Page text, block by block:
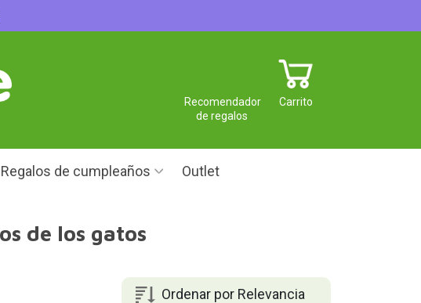
Carrito
Recomendador
de regalos
Regalos de cumpleaños Outlet
de los gatos
Ordenar por Relevancia